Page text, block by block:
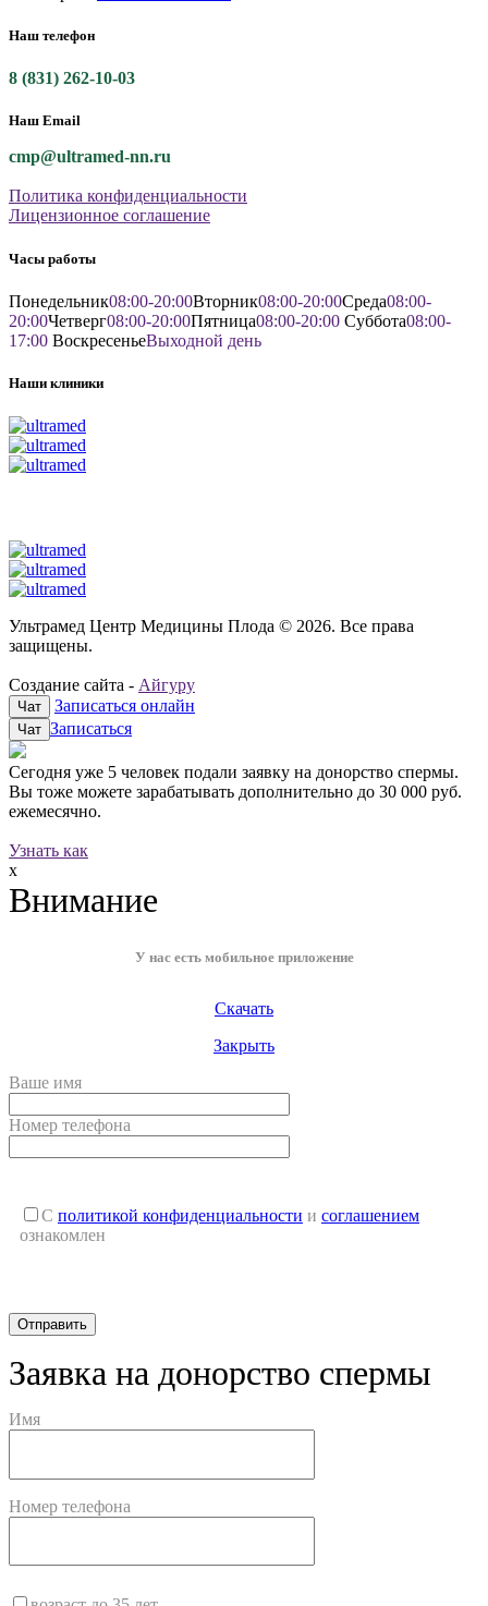
Наш телефон
8 (831) 262-10-03
Наш Email
cmp@ultramed-nn.ru
Политика конфиденциальности
Лицензионное соглашение
Часы работы
Понедельник08:00-20:00Вторник08:00-20:00Среда08:00-
20:00Четверг08:00-20:00Пятница08:00-20:00 Суббота08:00-
17:00 ВоскресеньеВыходной день
Наши клиники
Ультрамед Центр Медицины Плода © 2026. Все права
защищены.
Создание сайта - Айгуру
Чат Записаться онлайн
Чат Записаться
Сегодня уже 5 человек подали заявку на донорство спермы.
Вы тоже можете зарабатывать дополнительно до 30 000 руб.
ежемесячно.
Узнать как
x
Внимание
У нас есть мобильное приложение
Скачать
Закрыть
Ваше имя
Номер телефона
С политикой конфиденциальности и соглашением
ознакомлен
Заявка на донорство спермы
Имя
Номер телефона